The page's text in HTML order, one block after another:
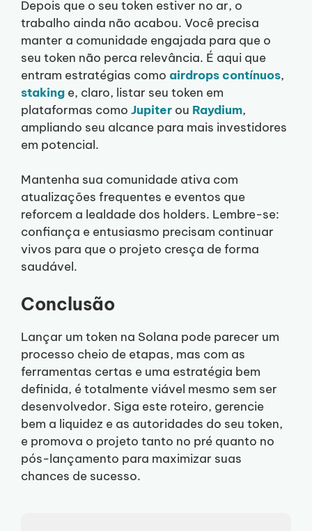
Depois que o seu token estiver no ar, o
trabalho ainda não acabou. Você precisa
manter a comunidade engajada para que o
seu token não perca relevância. É aqui que
entram estratégias como airdrops contínuos,
staking e, claro, listar seu token em
plataformas como Jupiter ou Raydium,
ampliando seu alcance para mais investidores
em potencial.
Mantenha sua comunidade ativa com
atualizações frequentes e eventos que
reforcem a lealdade dos holders. Lembre-se:
confiança e entusiasmo precisam continuar
vivos para que o projeto cresça de forma
saudável.
Conclusão
Lançar um token na Solana pode parecer um
processo cheio de etapas, mas com as
ferramentas certas e uma estratégia bem
definida, é totalmente viável mesmo sem ser
desenvolvedor. Siga este roteiro, gerencie
bem a liquidez e as autoridades do seu token,
e promova o projeto tanto no pré quanto no
pós-lançamento para maximizar suas
chances de sucesso.